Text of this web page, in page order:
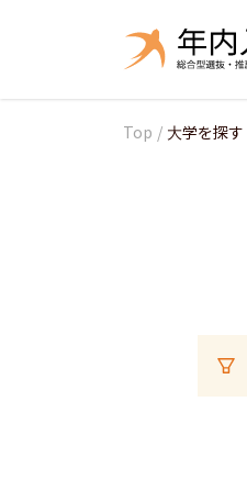
Top / 大学を探す